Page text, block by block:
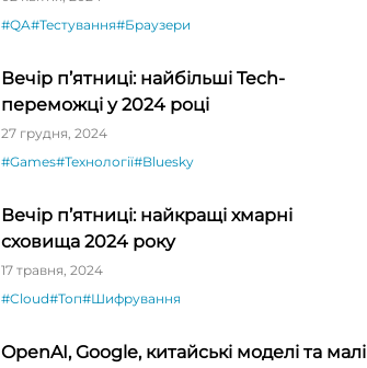
#QA#Тестування#Браузери
Вечір п’ятниці: найбільші Tech-
переможці у 2024 році
27 грудня, 2024
#Games#Технології#Bluesky
Вечір п’ятниці: найкращі хмарні
сховища 2024 року
17 травня, 2024
#Cloud#Топ#Шифрування
OpenAI, Google, китайські моделі та малі